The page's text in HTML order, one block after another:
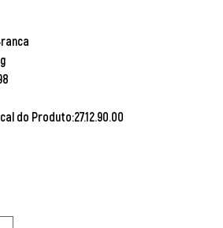
do Produto:27.12.90.00